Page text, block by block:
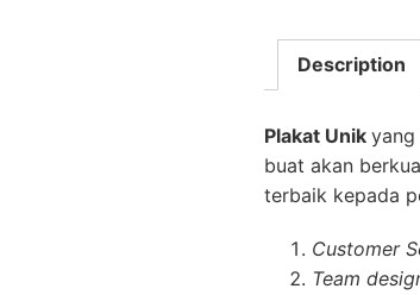
Description
Plakat Unik yang
buat akan
terbaik kepada
Customer
Team